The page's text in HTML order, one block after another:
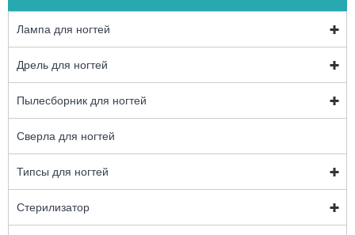
Лампа для ногтей
Дрель для ногтей
Пылесборник для ногтей
Сверла для ногтей
Типсы для ногтей
Стерилизатор